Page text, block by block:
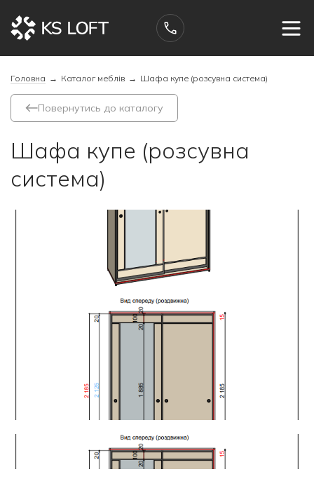
Головна → Каталог меблів → Шафа купе (розсувна система)
Повернутись до каталогу
Шафа купе (розсувна
система)